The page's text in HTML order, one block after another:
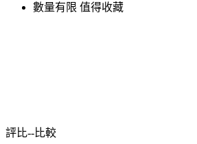
數量有限 值得收藏
評比--比較